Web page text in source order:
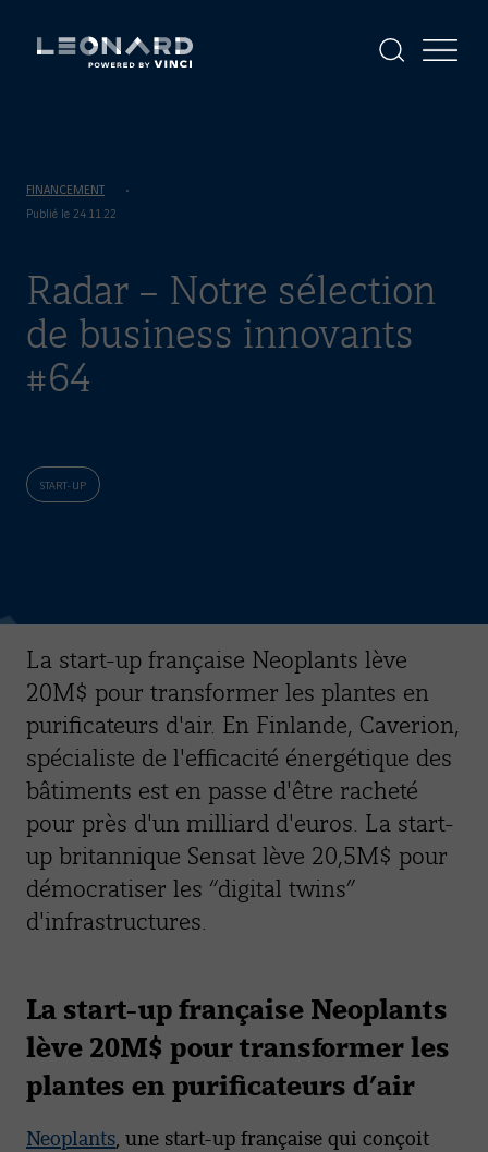
FINANCEMENT
Publié le 24.11.22
Radar – Notre sélection
de business innovants
#64
START-UP
La start-up française Neoplants lève
20M$ pour transformer les plantes en
purificateurs d'air. En Finlande, Caverion,
spécialiste de l'efficacité énergétique des
bâtiments est en passe d'être racheté
pour près d'un milliard d'euros. La start-
up britannique Sensat lève 20,5M$ pour
démocratiser les “digital twins”
d'infrastructures.
La start-up française Neoplants
lève 20M$ pour transformer les
plantes en purificateurs d’air
Neoplants , une start-up française qui conçoit
AfficherAfficher
gestion